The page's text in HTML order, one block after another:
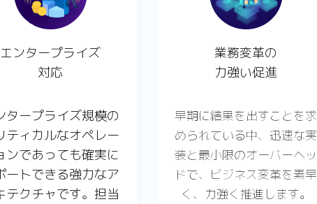
エンタープライズ
対応
タープライズ規模の
ティカルなオペレー
ンであっても確実に
ートできる強力なア
テクチャです。担当
業務変革の
力強い促進
早期に結果を出すことを求
められている中、迅速な実
装と最小限のオーバーヘッ
ドで、ビジネス変革を素早
く、力強く推進します。